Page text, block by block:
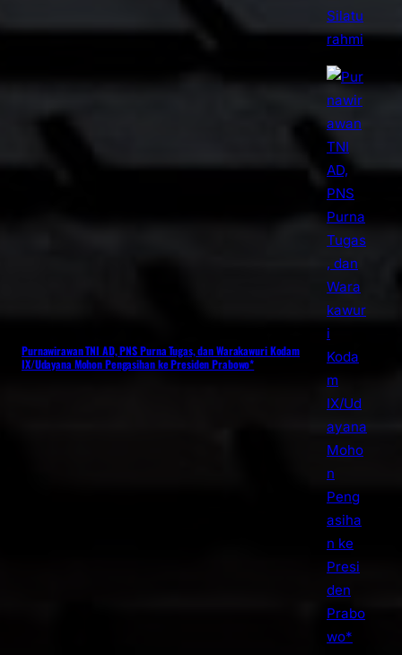
Purnawirawan TNI AD, PNS Purna Tugas, dan Warakawuri Kodam
IX/Udayana Mohon Pengasihan ke Presiden Prabowo*